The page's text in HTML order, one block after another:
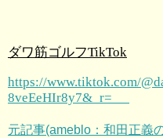
ダワ筋ゴルフTikTok
https://www.tiktok.com/
8veEeHIr8y7&_r=
元記事(ameblo：和田正義